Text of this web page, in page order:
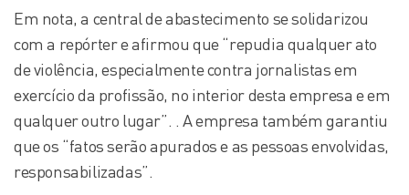
Em nota, a central de abastecimento se solidarizou
com a repórter e afirmou que “repudia qualquer ato
de violência, especialmente contra jornalistas em
exercício da profissão, no interior desta empresa e em
qualquer outro lugar”. . A empresa também garantiu
que os “fatos serão apurados e as pessoas envolvidas,
responsabilizadas”.